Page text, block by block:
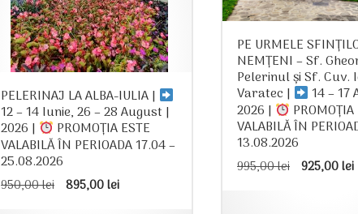
PELERINAJ LA ALBA-IULIA |
12 – 14 Iunie, 26 – 28 August |
2026 | PROMOȚIA ESTE
VALABILĂ ÎN PERIOADA 17.04 –
25.08.2026
950,00lei Prețul
895,00leiPrețul
PE URMELE
NEMȚENI – Sf.
Pelerinul și Sf. Cuv.
Varatec | 14 – 17
2026 | PROMOȚIA
VALABILĂ ÎN
13.08.2026
995,00lei Prețul
925,00lei